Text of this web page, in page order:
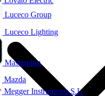
Luceco Group
Luceco Lighting
Masterplug
Mazda
Megger Instruments S.L.